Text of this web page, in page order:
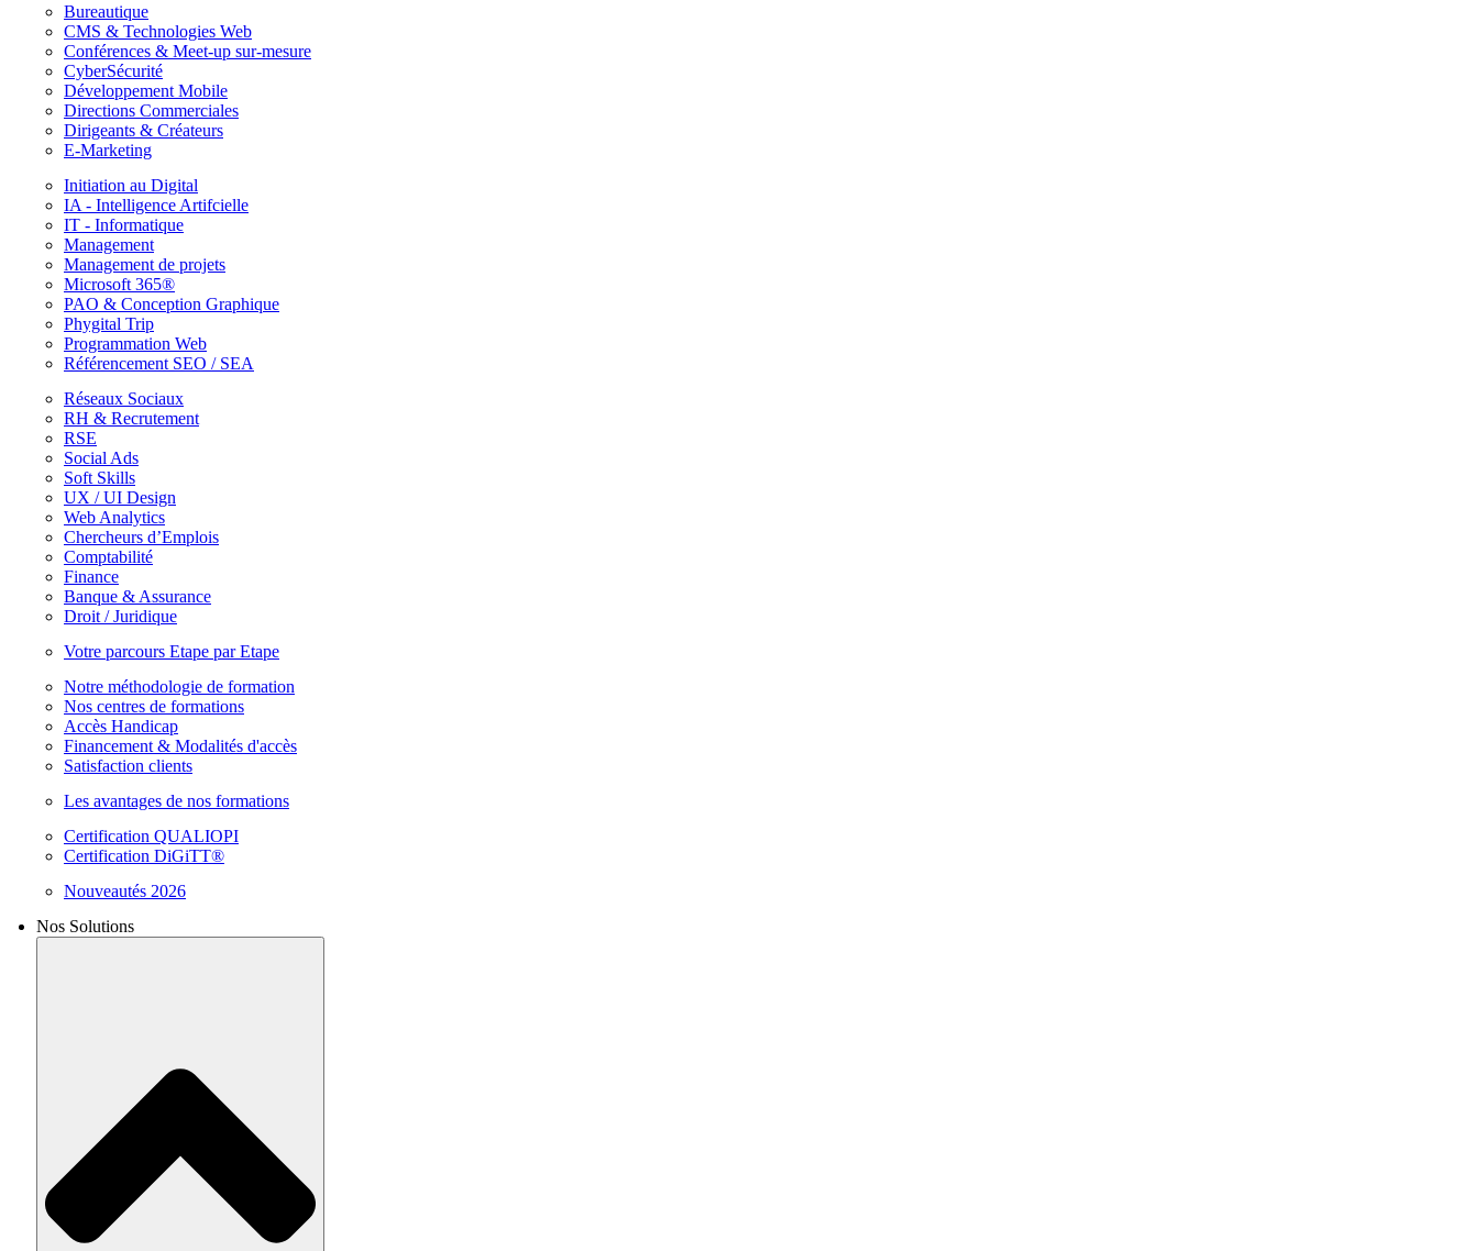
Bureautique
CMS & Technologies Web
Conférences & Meet-up sur-mesure
CyberSécurité
Développement Mobile
Directions Commerciales
Dirigeants & Créateurs
E-Marketing
Initiation au Digital
IA - Intelligence Artifcielle
IT - Informatique
Management
Management de projets
Microsoft 365®
PAO & Conception Graphique
Phygital Trip
Programmation Web
Référencement SEO / SEA
Réseaux Sociaux
RH & Recrutement
RSE
Social Ads
Soft Skills
UX / UI Design
Web Analytics
Chercheurs d’Emplois
Comptabilité
Finance
Banque & Assurance
Droit / Juridique
Votre parcours Etape par Etape
Notre méthodologie de formation
Nos centres de formations
Accès Handicap
Financement & Modalités d'accès
Satisfaction clients
Les avantages de nos formations
Certification QUALIOPI
Certification DiGiTT®
Nouveautés 2026
Nos Solutions